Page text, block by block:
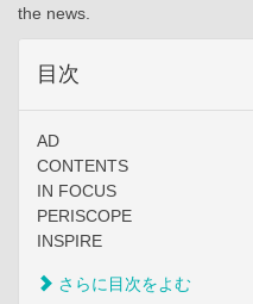
the news.
目次
AD
CONTENTS
IN FOCUS
PERISCOPE
INSPIRE
さらに目次をよむ